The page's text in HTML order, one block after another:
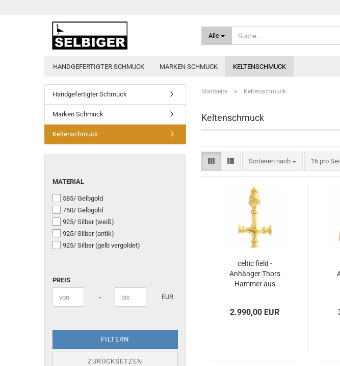
Alle
HANDGEFERTIGTER SCHMUCK MARKEN SCHMUCK KELTENSCHMUCK
Startseite » Keltenschmuck
Keltenschmuck
Sortieren nach
Sortieren nach 16 pro
pro Seite
celtic field -
Anhänger Thors
Hammer aus
2.990,00 EUR
Handgefertigter Schmuck
Marken Schmuck
Keltenschmuck
MATERIAL
MATERIAL
585/ Gelbgold
750/ Gelbgold
925/ Silber (weiß)
925/ Silber (antik)
925/ Silber (gelb vergoldet)
PREIS
Preis bis - EUR
FILTERN
ZURÜCKSETZEN